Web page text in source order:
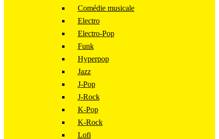
Comédie musicale
Electro
Electro-Pop
Funk
Hyperpop
Jazz
J-Pop
J-Rock
K-Pop
K-Rock
Lofi